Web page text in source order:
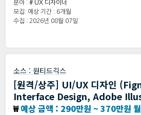
분야 : # UX 디자이너
모집: 예상 기간 : 6개월
수집 : 2026년 08월 07일
소스 : 원티드긱스
[원격/상주] UI/UX 디자인
Interface Design, Adobe
₩예상 금액 : 290만원 ~ 370만원